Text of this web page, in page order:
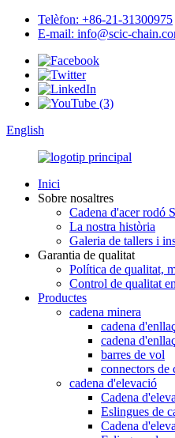
Telèfon: +86-21-31300975
E-mail: info@scic-
English
Inici
Sobre nosaltres
Cadena d'acer rodó
La nostra història
Galeria de tallers i
Garantia de qualitat
Política de qualitat,
Control de qualitat
Productes
cadena minera
cadena
cadena
barres de vol
connectors de
cadena d'elevació
Cadena
Eslingues de
Cadena